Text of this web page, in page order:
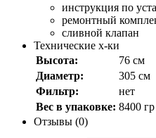
инструкция по
ремонтный
сливной клапан
Технические х-ки
Высота:
76 см
Диаметр:
305 см
Фильтр:
нет
Вес в упаковке: 8400 гр
Отзывы (0)